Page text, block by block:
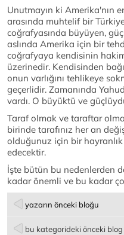
Unutmayın ki Amerika'nın
arasında muhtelif bir
coğrafyasında büyüyen,
aslında Amerika için bir
coğrafyaya kendisinin
üzerinedir. Kendisinden
onun varlığını tehlikeye
geçerlidir. Zamanında
vardı. O büyüktü ve
Taraf olmak ve taraftar
birinde tarafınız her an
olduğunuz için bir
edecektir.
İşte bütün bu nedenlerden
kadar önemli ve bu kadar
yazarın önceki bloğu
bu kategorideki önceki blog